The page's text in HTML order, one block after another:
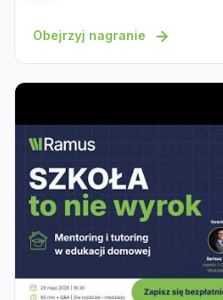
Obejrzyj nagranie